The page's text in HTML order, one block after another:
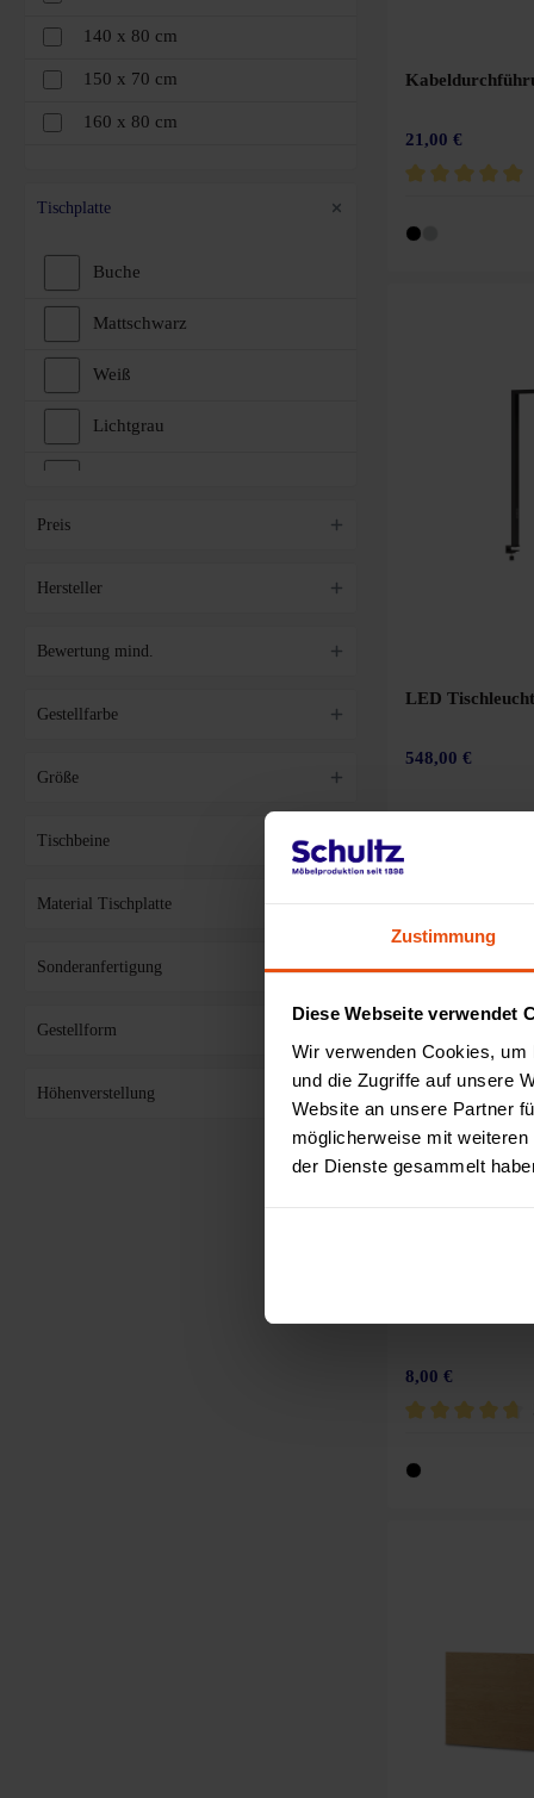
Zustimmung
Diese Webseite verwendet
Wir verwenden Cookies,
und die Zugriffe auf unsere
Website an unsere Partner
möglicherweise mit
der Dienste gesammelt
Weißaluminium
140 x 80 cm
150 x 70 cm
160 x 80 cm
180 x 90 cm
220 x 100 cm
Tischplatte
Buche
Mattschwarz
Weiß
Lichtgrau
Preis
Hersteller
Bewertung mind.
Gestellfarbe
Größe
Tischbeine
Material Tischplatte
Sonderanfertigung
Gestellform
Höhenverstellung
21,00 €
LED
548,00 €
8,00 €